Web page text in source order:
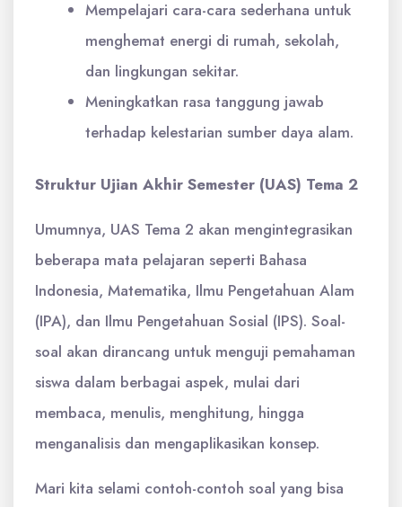
Mempelajari cara-cara sederhana untuk
menghemat energi di rumah, sekolah,
dan lingkungan sekitar.
Meningkatkan rasa tanggung jawab
terhadap kelestarian sumber daya alam.
Struktur Ujian Akhir Semester (UAS) Tema 2
Umumnya, UAS Tema 2 akan mengintegrasikan
beberapa mata pelajaran seperti Bahasa
Indonesia, Matematika, Ilmu Pengetahuan Alam
(IPA), dan Ilmu Pengetahuan Sosial (IPS). Soal-
soal akan dirancang untuk menguji pemahaman
siswa dalam berbagai aspek, mulai dari
membaca, menulis, menghitung, hingga
menganalisis dan mengaplikasikan konsep.
Mari kita selami contoh-contoh soal yang bisa